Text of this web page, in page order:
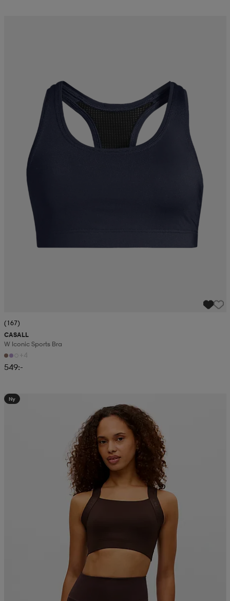
(167)
CASALL
W Iconic Sports Bra
+4
549:-
Ny